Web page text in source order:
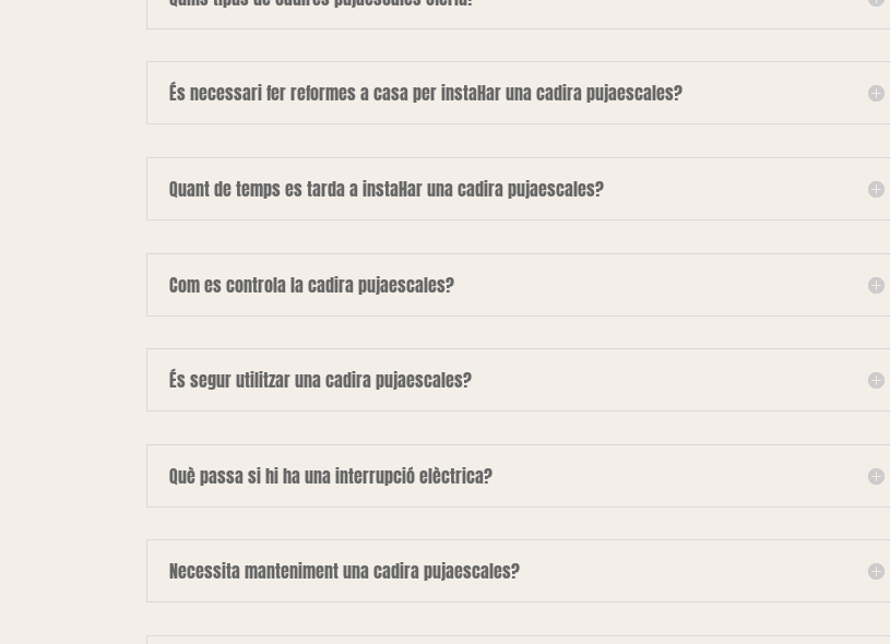
És necessari fer reformes a casa per instal·lar una cadira pujaescales?
Quant de temps es tarda a instal·lar una cadira pujaescales?
Com es controla la cadira pujaescales?
És segur utilitzar una cadira pujaescales?
Què passa si hi ha una interrupció elèctrica?
Necessita manteniment una cadira pujaescales?